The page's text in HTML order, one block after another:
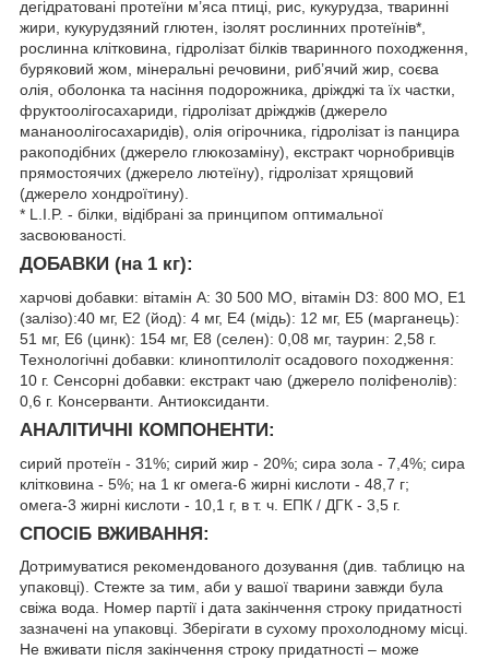
дегідратовані протеїни м’яса птиці, рис, кукурудза, тваринні
жири, кукурудзяний глютен, ізолят рослинних протеїнів*,
рослинна клітковина, гідролізат білків тваринного походження,
буряковий жом, мінеральні речовини, риб’ячий жир, соєва
олія, оболонка та насіння подорожника, дріжджі та їх частки,
фруктоолiгосахариди, гідролізат дріжджів (джерело
мананоолігосахаридів), олія огірочника, гідролізат із панцира
ракоподібних (джерело глюкозаміну), екстракт чорнобривців
прямостоячих (джерело лютеїну), гідролізат хрящовий
(джерело хондроїтину).
* L.I.P. - білки, відібрані за принципом оптимальної
засвоюваності.
ДОБАВКИ (на 1 кг):
харчові добавки: вітамін A: 30 500 MO, вітамін D3: 800 MO, E1
(залiзо):40 мг, E2 (йод): 4 мг, E4 (мiдь): 12 мг, E5 (марганець):
51 мг, E6 (цинк): 154 мг, E8 (селен): 0,08 мг, таурин: 2,58 г.
Технологічні добавки: клиноптилоліт осадового походження:
10 г. Сенсорні добавки: екстракт чаю (джерело поліфенолів):
0,6 г. Консерванти. Антиоксиданти.
АНАЛІТИЧНІ КОМПОНЕНТИ:
сирий протеїн - 31%; сирий жир - 20%; сира зола - 7,4%; сира
клітковина - 5%; на 1 кг омега-6 жирні кислоти - 48,7 г;
омега-3 жирні кислоти - 10,1 г, в т. ч. ЕПК / ДГК - 3,5 г.
СПОСІБ ВЖИВАННЯ:
Дотримуватися рекомендованого дозування (див. таблицю на
упаковці). Стежте за тим, аби у вашої тварини завжди була
свіжа вода. Номер партії і дата закінчення строку придатності
зазначені на упаковці. Зберігати в сухому прохолодному мiсці.
Не вживати після закінчення строку придатності – може